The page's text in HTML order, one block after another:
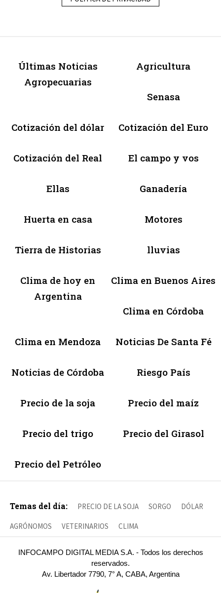
Últimas Noticias
Agropecuarias
Agricultura
Senasa
Cotización del dólar Cotización del Euro
Cotización del Real El campo y vos
Ellas Ganadería
Huerta en casa Motores
Tierra de Historias lluvias
Clima de hoy en
Argentina
Clima en Buenos Aires
Clima en Córdoba
Clima en Mendoza Noticias De Santa Fé
Noticias de Córdoba Riesgo País
Precio de la soja Precio del maíz
Precio del trigo Precio del Girasol
Precio del Petróleo
Temas del día: PRECIO DE LA SOJA SORGO DÓLAR
AGRÓNOMOS VETERINARIOS CLIMA
INFOCAMPO DIGITAL MEDIA S.A. - Todos los derechos
reservados.
Av. Libertador 7790, 7° A, CABA, Argentina